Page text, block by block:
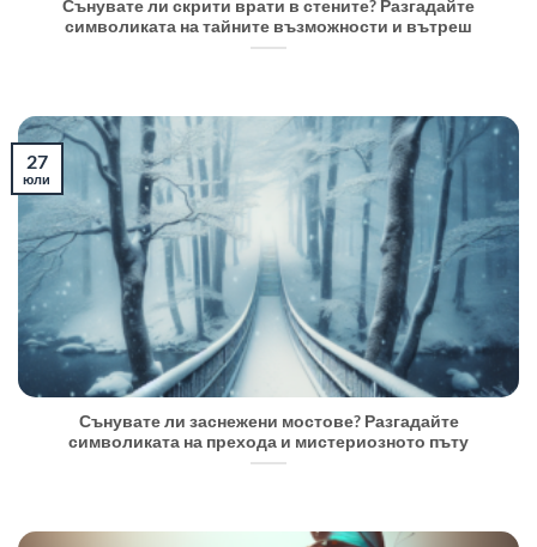
Сънувате ли скрити врати в стените? Разгадайте
символиката на тайните възможности и вътреш
Сънувате ли заснежени мостове? Разгадайте
символиката на прехода и мистериозното пъту
27
юли